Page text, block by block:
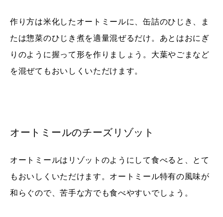
作り方は米化したオートミールに、缶詰のひじき、ま
たは惣菜のひじき煮を適量混ぜるだけ。あとはおにぎ
りのように握って形を作りましょう。大葉やごまなど
を混ぜてもおいしくいただけます。
オートミールのチーズリゾット
オートミールはリゾットのようにして食べると、とて
もおいしくいただけます。オートミール特有の風味が
和らぐので、苦手な方でも食べやすいでしょう。